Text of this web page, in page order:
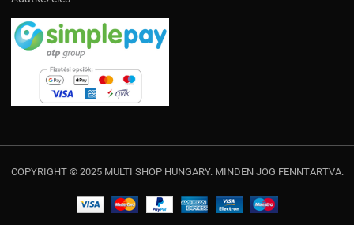
COPYRIGHT © 2025 MULTI SHOP HUNGARY. MINDEN JOG FENNTARTVA.